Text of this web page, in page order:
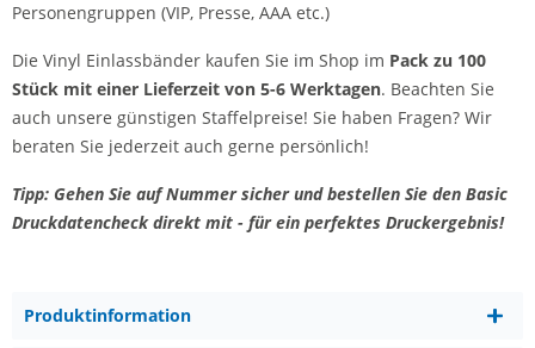
Personengruppen (VIP, Presse, AAA etc.)
Die Vinyl Einlassbänder kaufen Sie im Shop im Pack zu 100
Stück mit einer Lieferzeit von 5-6 Werktagen. Beachten Sie
auch unsere günstigen Staffelpreise! Sie haben Fragen? Wir
beraten Sie jederzeit auch gerne persönlich!
Tipp: Gehen Sie auf Nummer sicher und bestellen Sie den Basic
Druckdatencheck direkt mit - für ein perfektes Druckergebnis!
Produktinformation